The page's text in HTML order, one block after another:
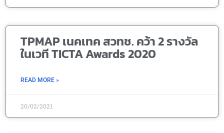
TPMAP เนคเทค สวทช. คว้า 2 รางวัล
ในเวที TICTA Awards 2020
READ MORE »
20/02/2021